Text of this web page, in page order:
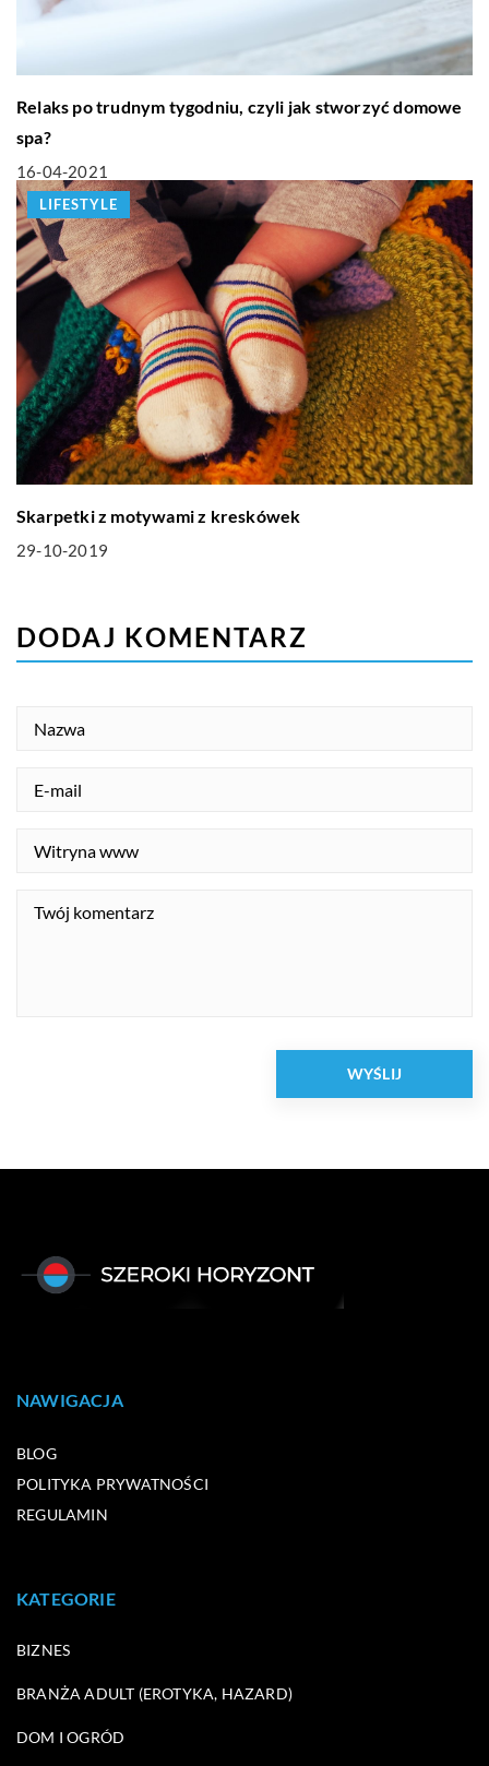
Relaks po trudnym tygodniu, czyli jak stworzyć domowe
spa?
16-04-2021
LIFESTYLE
Skarpetki z motywami z kreskówek
29-10-2019
DODAJ KOMENTARZ
NAWIGACJA
BLOG
POLITYKA PRYWATNOŚCI
REGULAMIN
KATEGORIE
BIZNES
BRANŻA ADULT (EROTYKA, HAZARD)
DOM I OGRÓD